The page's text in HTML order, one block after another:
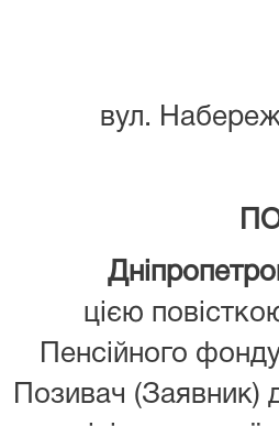
вул.
цією
Пенсійного
Позивач (Заявник)